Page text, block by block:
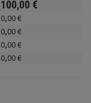
Zubehör
Merchandise
100,00 €
0,00€
0,00€
0,00€
0,00€